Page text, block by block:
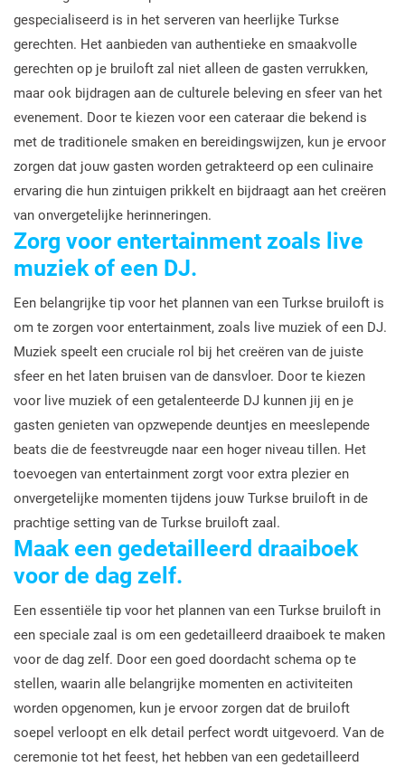
gespecialiseerd is in het serveren van heerlijke Turkse
gerechten. Het aanbieden van authentieke en smaakvolle
gerechten op je bruiloft zal niet alleen de gasten verrukken,
maar ook bijdragen aan de culturele beleving en sfeer van het
evenement. Door te kiezen voor een cateraar die bekend is
met de traditionele smaken en bereidingswijzen, kun je ervoor
zorgen dat jouw gasten worden getrakteerd op een culinaire
ervaring die hun zintuigen prikkelt en bijdraagt aan het creëren
van onvergetelijke herinneringen.
Zorg voor entertainment zoals live
muziek of een DJ.
Een belangrijke tip voor het plannen van een Turkse bruiloft is
om te zorgen voor entertainment, zoals live muziek of een DJ.
Muziek speelt een cruciale rol bij het creëren van de juiste
sfeer en het laten bruisen van de dansvloer. Door te kiezen
voor live muziek of een getalenteerde DJ kunnen jij en je
gasten genieten van opzwepende deuntjes en meeslepende
beats die de feestvreugde naar een hoger niveau tillen. Het
toevoegen van entertainment zorgt voor extra plezier en
onvergetelijke momenten tijdens jouw Turkse bruiloft in de
prachtige setting van de Turkse bruiloft zaal.
Maak een gedetailleerd draaiboek
voor de dag zelf.
Een essentiële tip voor het plannen van een Turkse bruiloft in
een speciale zaal is om een gedetailleerd draaiboek te maken
voor de dag zelf. Door een goed doordacht schema op te
stellen, waarin alle belangrijke momenten en activiteiten
worden opgenomen, kun je ervoor zorgen dat de bruiloft
soepel verloopt en elk detail perfect wordt uitgevoerd. Van de
ceremonie tot het feest, het hebben van een gedetailleerd